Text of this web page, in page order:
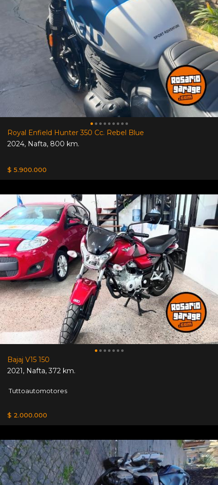
Royal Enfield Hunter 350 Cc. Rebel Blue
2024, Nafta, 800 km.
$ 5.900.000
Bajaj V15 150
2021, Nafta,372 km.
Tuttoautomotores
$ 2.000.000